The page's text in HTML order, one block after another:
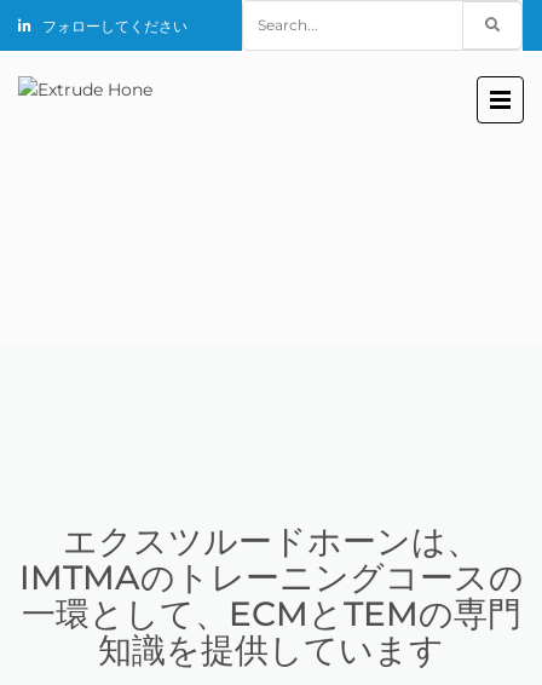
フォローしてください
for:
エクスツルードホーンは、
IMTMAのトレーニングコースの
一環として、ECMとTEMの専門
知識を提供しています